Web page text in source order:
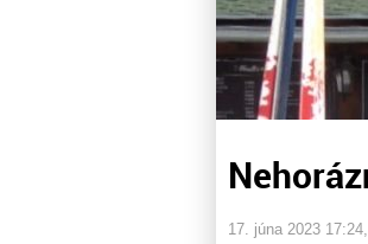
17. júna 2023 17:24